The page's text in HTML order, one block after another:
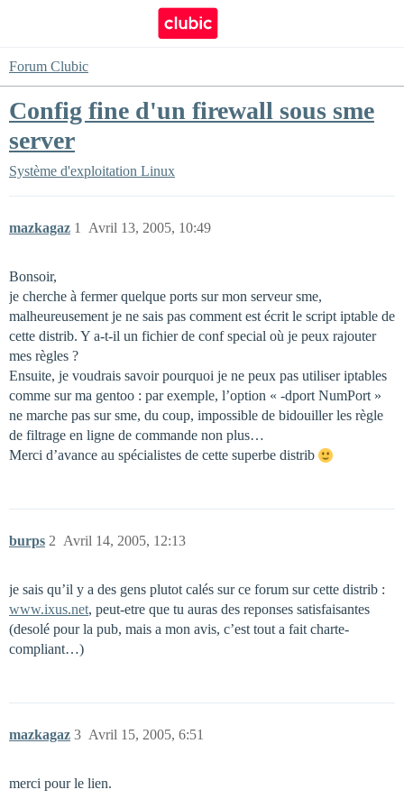
Forum Clubic
Config fine d'un firewall sous sme
server
Système d'exploitation Linux
mazkagaz Avril 13, 2005, 10:49
1
Bonsoir,
je cherche à fermer quelque ports sur mon serveur sme,
malheureusement je ne sais pas comment est écrit le script iptable de
cette distrib. Y a-t-il un fichier de conf special où je peux rajouter
mes règles ?
Ensuite, je voudrais savoir pourquoi je ne peux pas utiliser iptables
comme sur ma gentoo : par exemple, l’option « -dport NumPort »
ne marche pas sur sme, du coup, impossible de bidouiller les règle
de filtrage en ligne de commande non plus…
Merci d’avance au spécialistes de cette superbe distrib
burps Avril 14, 2005, 12:13
2
je sais qu’il y a des gens plutot calés sur ce forum sur cette distrib :
www.ixus.net, peut-etre que tu auras des reponses satisfaisantes
(desolé pour la pub, mais a mon avis, c’est tout a fait charte-
compliant…)
mazkagaz Avril 15, 2005, 6:51
3
merci pour le lien.